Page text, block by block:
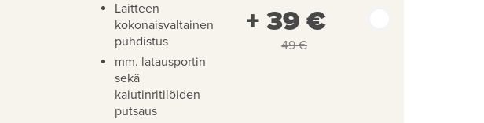
Laitteen
kokonaisvaltainen
puhdistus
mm. latausportin
sekä
kaiutinritilöiden
putsaus
+ 39 €
49 €